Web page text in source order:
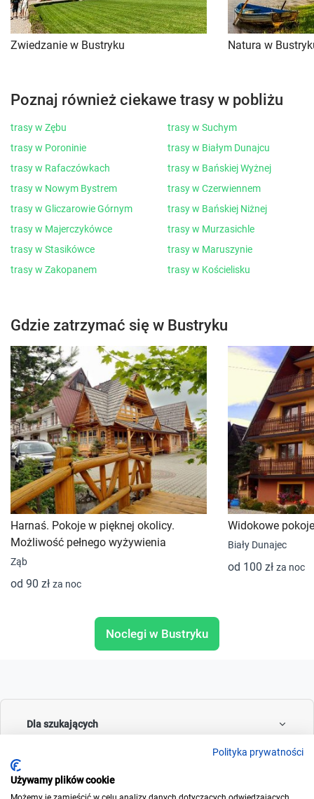
Zwiedzanie w Bustryku Natura w
Poznaj również ciekawe trasy w pobliżu
trasy w Zębu
trasy w Suchym
trasy w Poroninie
trasy w Białym Dunajcu
trasy w Rafaczówkach
trasy w Bańskiej Wyżnej
trasy w Nowym Bystrem
trasy w Czerwiennem
trasy w Gliczarowie Górnym
trasy w Bańskiej Niżnej
trasy w Majerczykówce
trasy w Murzasichle
trasy w Stasikówce
trasy w Maruszynie
trasy w Zakopanem
trasy w Kościelisku
Gdzie zatrzymać się w Bustryku
Harnaś. Pokoje w pięknej okolicy.
Możliwość pełnego wyżywienia
Ząb
od 90 zł za noc
Widokowe
Biały Dunajec
od 100 zł za noc
Noclegi w Bustryku
Dla szukających
Dla wynajmujących
Polityka prywatności
Używamy plików cookie